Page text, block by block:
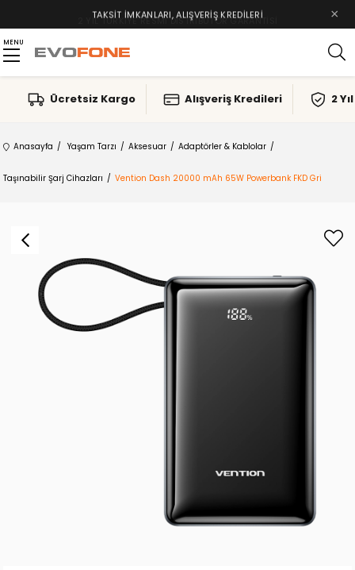
TAKSIT İMKANLARI, ALIŞVERIŞ KREDILERI ×
MENU
Ücretsiz Kargo Alışveriş Kredileri 2
Anasayfa Yaşam Tarzı Aksesuar Adaptörler & Kablolar
Taşınabilir Şarj Cihazları Vention Dash 20000 mAh 65W Powerbank FKD Gri